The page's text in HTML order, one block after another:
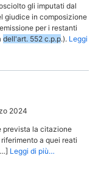
gli imputati dal
giudice in composizione
per i restanti
dell'art. 552 c.p.p.). Leggi
2024
prevista la citazione
a quei reati
Leggi di più…